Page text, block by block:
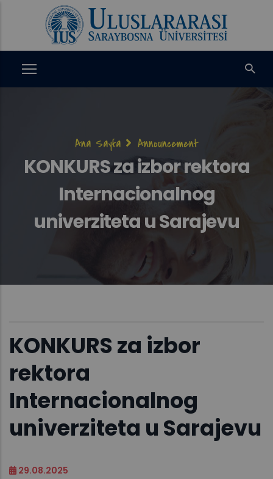
Sayfa
yolu
Ana Sayfa Announcement
KONKURS za izbor rektora
Internacionalnog
univerziteta u Sarajevu
KONKURS za izbor
rektora
Internacionalnog
univerziteta u Sarajevu
29.08.2025